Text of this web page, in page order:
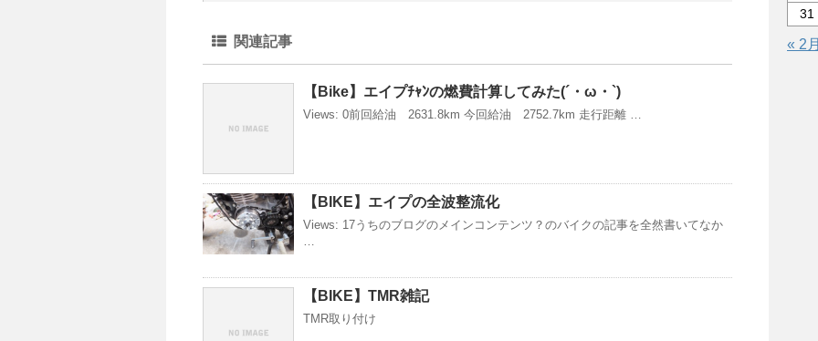
関連記事
【Bike】エイプﾁｬﾝの燃費計算してみた(´・ω・`)
Views: 0前回給油 2631.8km 今回給油 2752.7km 走行距離 …
【BIKE】エイプの全波整流化
Views: 17うちのブログのメインコンテンツ？のバイクの記事を全然書いてなか
…
【BIKE】TMR雑記
TMR取り付け
31
« 2